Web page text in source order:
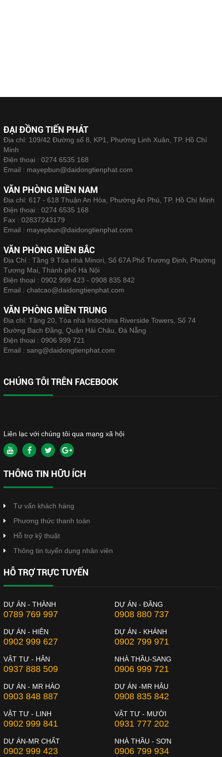
ĐẠI ĐỒNG TIẾN PHÁT
Địa chỉ: 109/42 Đường số 8, KP1, Phường Linh Xuân, TP. Hồ Chí
Minh
Điện thoại : 0274 6535 168
Email : mayepbun@daidongtienphat.com
VĂN PHÒNG MIỀN NAM
Địa chỉ: 617 - 618 Thuận An Hòa, Phường An Phú, TP. Hồ Chí Minh
Điện thoại : 0274 6535 168
Fax : 02837243179
Email : mayepbun@daidongtienphat.com
VĂN PHÒNG MIỀN BẮC
Địa Chỉ : Tầng 9 Tòa nhà Minori, Số 67A Phố Trương Định, Phường
Tương Mai, Thành phố Hà Nội
Điện thoại : 0902 999 423 - 0908 835 842
Email : chatcao@daidongtienphat.com
VĂN PHÒNG MIỀN TRUNG
Địa chỉ: Tầng 20, Tòa nhà Indochina Riverside Towers, Số 74
Đường Bạch Đằng, Quận Hải Châu, Đà Nẵng
Điện thoại : 0906 999 721
Email : sang@daidongtienphat.com
CHÚNG TÔI TRÊN FACEBOOK
Liên lạc với chúng tôi qua mạng xã hội
THÔNG TIN HỮU ÍCH
Tư vấn khách hàng
Phương thức thanh toán
Hỗ trợ kỹ thuật
Thông tin tuyển dụng nhân viên
HỖ TRỢ TRỰC TUYẾN
DỰ ÁN - THÀNH
0789 769 997
DỰ ÁN - ĐĂNG
0908 880 737
DỰ ÁN - HIÊN
0902 999 627
DỰ ÁN - KHÁNH
0902 799 971
VẬT TƯ - HÂN
0937 888 509
NHÀ THẦU-SANG
0906 999 721
DỰ ÁN - MR HÀO
0903 848 887
DỰ ÁN -MR HẬU
0908 835 842
VẬT TƯ - LINH
0902 999 841
VẬT TƯ - MƯỜI
0931 777 202
DỰ ÁN-MR CHẤT
0902 999 423
NHÀ THẦU - SƠN
0906 799 934